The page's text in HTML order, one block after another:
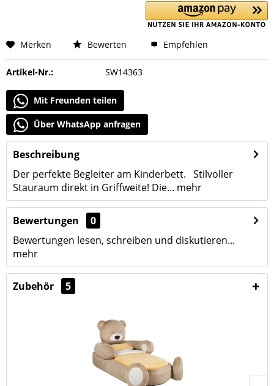
Merken Bewerten Empfehlen
Artikel-Nr.: SW14363
Mit Freunden teilen
Über WhatsApp anfragen
Beschreibung
Der perfekte Begleiter am Kinderbett. Stilvoller
Stauraum direkt in Griffweite! Die... mehr
Bewertungen
0
Bewertungen lesen, schreiben und diskutieren...
mehr
Zubehör 5